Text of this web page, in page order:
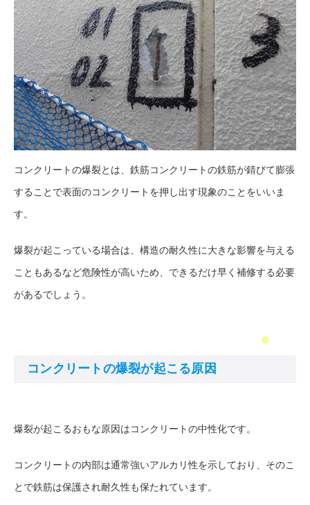
コンクリートの爆裂とは、鉄筋コンクリートの鉄筋が錆びて膨張
することで表面のコンクリートを押し出す現象のことをいいま
す。
爆裂が起こっている場合は、構造の耐久性に大きな影響を与える
こともあるなど危険性が高いため、できるだけ早く補修する必要
があるでしょう。
コンクリートの爆裂が起こる原因
爆裂が起こるおもな原因はコンクリートの中性化です。
コンクリートの内部は通常強いアルカリ性を示しており、そのこ
とで鉄筋は保護され耐久性も保たれています。